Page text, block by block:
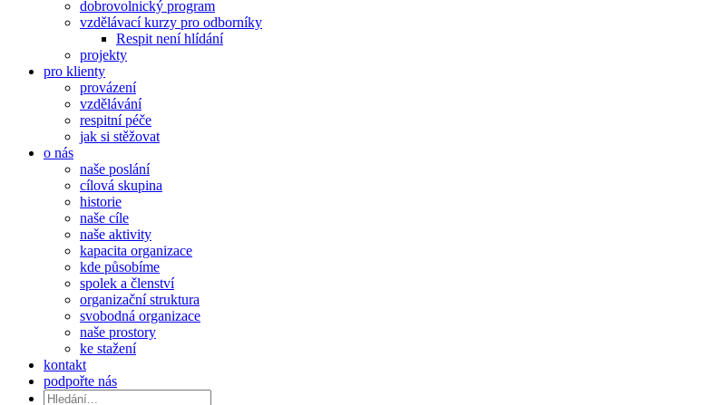
dobrovolnický program
vzdělávací kurzy pro odborníky
Respit není hlídání
projekty
pro klienty
provázení
vzdělávání
respitní péče
jak si stěžovat
o nás
naše poslání
cílová skupina
historie
naše cíle
naše aktivity
kapacita organizace
kde působíme
spolek a členství
organizační struktura
svobodná organizace
naše prostory
ke stažení
kontakt
podpořte nás
Hledat: